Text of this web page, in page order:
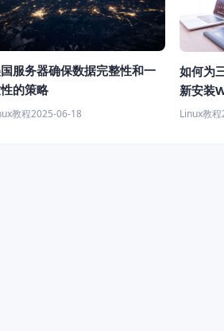
服务器确保数据完整性和一
的策略
教程2025-06-18
如何为
新安装
Linux教程